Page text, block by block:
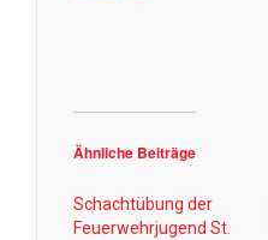
Ähnliche Beiträge
Schachtübung der
Feuerwehrjugend St.